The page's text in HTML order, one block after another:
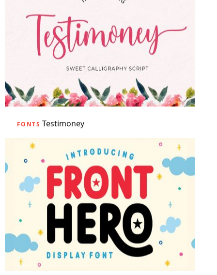
FONTS Testimoney